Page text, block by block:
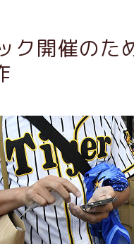
ク開催のた